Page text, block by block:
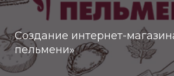
Создание интернет-
пельмени»